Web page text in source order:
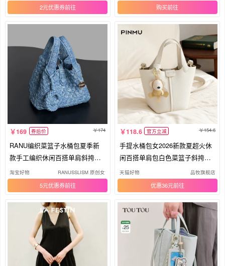
2元优惠券 购买
169 券后价 174
RANU编织菜篮子水桶包夏季新
款手工编织休闲百搭单肩斜挎手
提女包
淘宝好物 RANUSSLISM 原创女包
5元优惠券
118.6 官方立减 154.6
手提水桶包女2026新款夏超火休
闲百搭单肩包白色菜篮子斜挎包
通勤
天猫好物 品牧旗舰店
优惠36元